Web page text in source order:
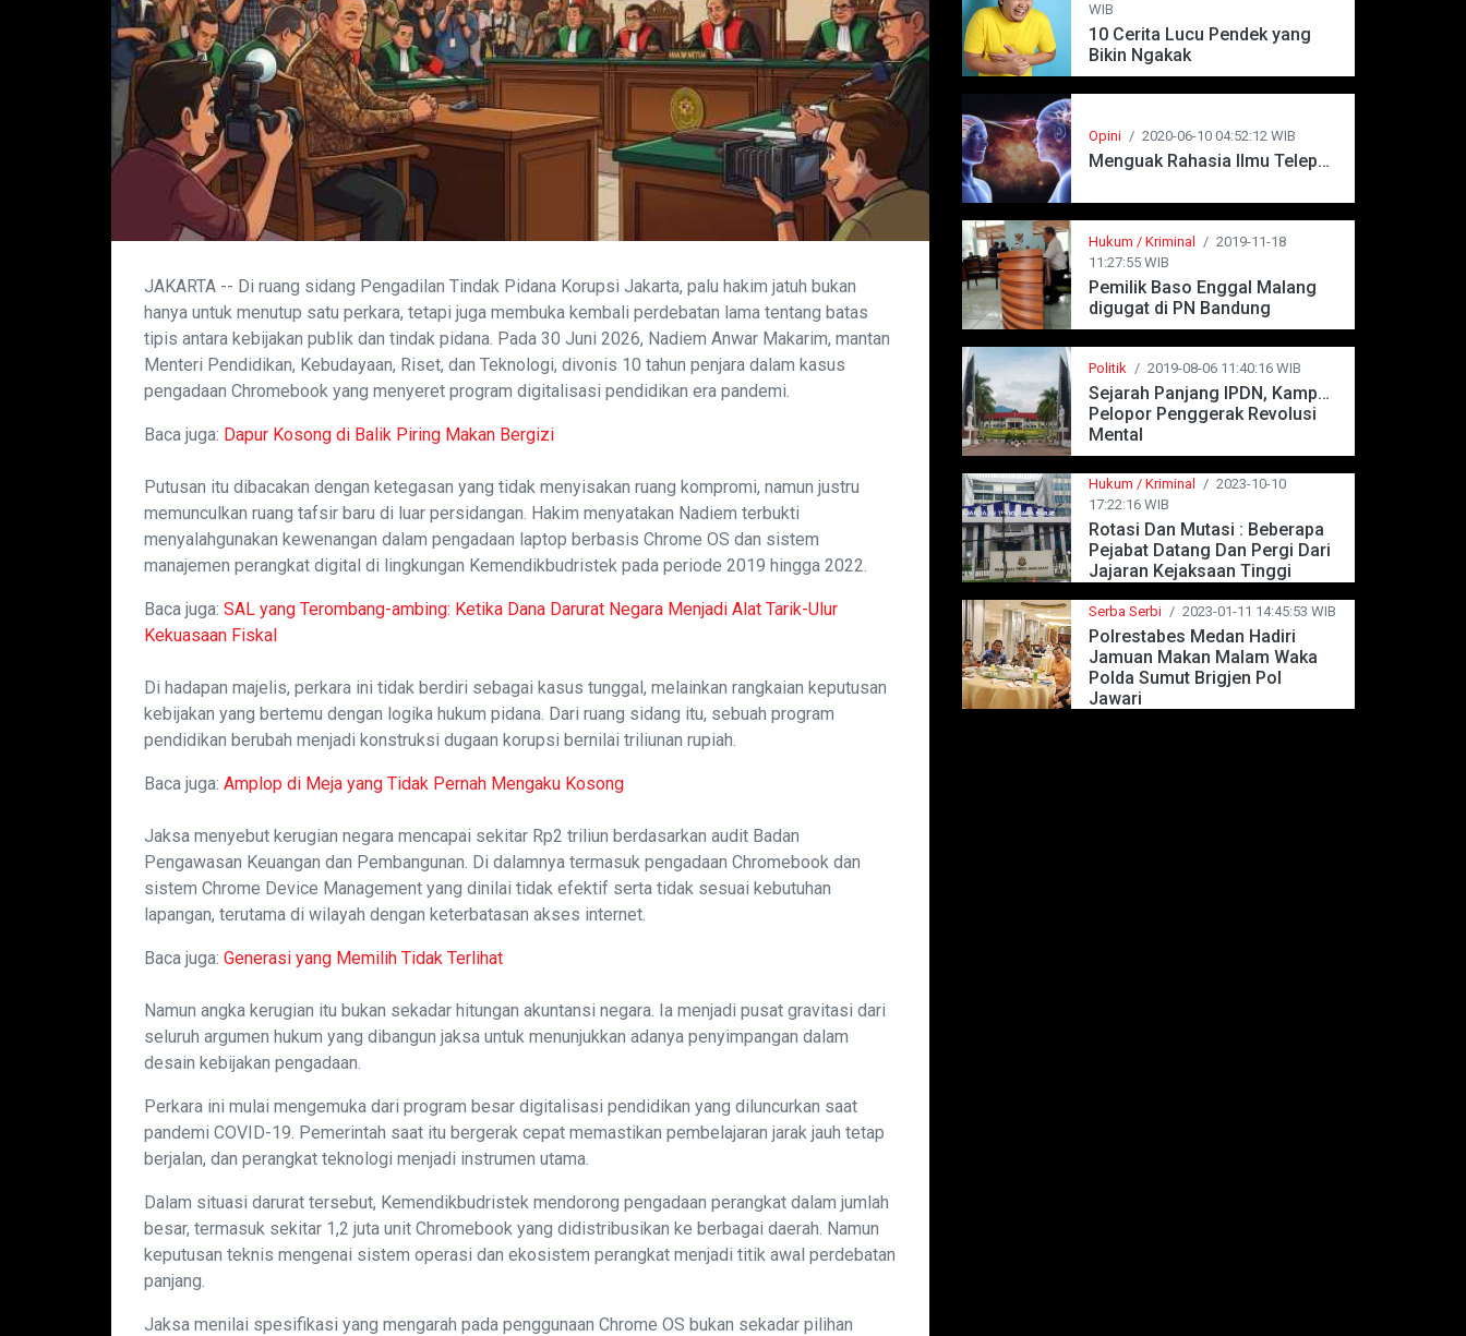
JAKARTA -- Di ruang sidang Pengadilan Tindak Pidana Korupsi Jakarta, palu hakim jatuh bukan
hanya untuk menutup satu perkara, tetapi juga membuka kembali perdebatan lama tentang batas
tipis antara kebijakan publik dan tindak pidana. Pada 30 Juni 2026, Nadiem Anwar Makarim, mantan
Menteri Pendidikan, Kebudayaan, Riset, dan Teknologi, divonis 10 tahun penjara dalam kasus
pengadaan Chromebook yang menyeret program digitalisasi pendidikan era pandemi.
Baca juga: Dapur Kosong di Balik Piring Makan Bergizi
Putusan itu dibacakan dengan ketegasan yang tidak menyisakan ruang kompromi, namun justru
memunculkan ruang tafsir baru di luar persidangan. Hakim menyatakan Nadiem terbukti
menyalahgunakan kewenangan dalam pengadaan laptop berbasis Chrome OS dan sistem
manajemen perangkat digital di lingkungan Kemendikbudristek pada periode 2019 hingga 2022.
Baca juga: SAL yang Terombang-ambing: Ketika Dana Darurat Negara Menjadi Alat Tarik-Ulur
Kekuasaan Fiskal
Di hadapan majelis, perkara ini tidak berdiri sebagai kasus tunggal, melainkan rangkaian keputusan
kebijakan yang bertemu dengan logika hukum pidana. Dari ruang sidang itu, sebuah program
pendidikan berubah menjadi konstruksi dugaan korupsi bernilai triliunan rupiah.
Baca juga: Amplop di Meja yang Tidak Pernah Mengaku Kosong
Jaksa menyebut kerugian negara mencapai sekitar Rp2 triliun berdasarkan audit Badan
Pengawasan Keuangan dan Pembangunan. Di dalamnya termasuk pengadaan Chromebook dan
sistem Chrome Device Management yang dinilai tidak efektif serta tidak sesuai kebutuhan
lapangan, terutama di wilayah dengan keterbatasan akses internet.
Baca juga: Generasi yang Memilih Tidak Terlihat
Namun angka kerugian itu bukan sekadar hitungan akuntansi negara. Ia menjadi pusat gravitasi dari
seluruh argumen hukum yang dibangun jaksa untuk menunjukkan adanya penyimpangan dalam
desain kebijakan pengadaan.
Perkara ini mulai mengemuka dari program besar digitalisasi pendidikan yang diluncurkan saat
pandemi COVID-19. Pemerintah saat itu bergerak cepat memastikan pembelajaran jarak jauh tetap
berjalan, dan perangkat teknologi menjadi instrumen utama.
Dalam situasi darurat tersebut, Kemendikbudristek mendorong pengadaan perangkat dalam jumlah
besar, termasuk sekitar 1,2 juta unit Chromebook yang didistribusikan ke berbagai daerah. Namun
keputusan teknis mengenai sistem operasi dan ekosistem perangkat menjadi titik awal perdebatan
panjang.
Jaksa menilai spesifikasi yang mengarah pada penggunaan Chrome OS bukan sekadar pilihan
WIB
10 Cerita Lucu Pendek yang
Bikin Ngakak
Opini / 2020-06-10 04:52:12 WIB
Menguak Rahasia Ilmu Telepati
Hukum / Kriminal / 2019-11-18
11:27:55 WIB
Pemilik Baso Enggal Malang
digugat di PN Bandung
Politik / 2019-08-06 11:40:16 WIB
Sejarah Panjang IPDN, Kampus
Pelopor Penggerak Revolusi
Mental
Hukum / Kriminal / 2023-10-10
17:22:16 WIB
Rotasi Dan Mutasi : Beberapa
Pejabat Datang Dan Pergi Dari
Jajaran Kejaksaan Tinggi
Serba Serbi / 2023-01-11 14:45:53 WIB
Polrestabes Medan Hadiri
Jamuan Makan Malam Waka
Polda Sumut Brigjen Pol
Jawari